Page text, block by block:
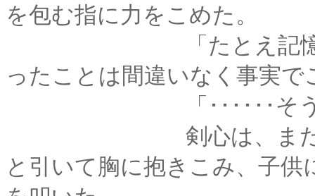
を包む指に力をこめた。
「たとえ記憶が消え
ったことは間違いなく事実で
「･･････そうなん
剣心は、まだ不満を
と引いて胸に抱きこみ、子